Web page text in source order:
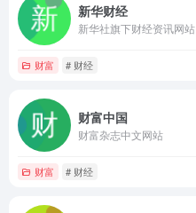
新华财经
新华社旗下财经资讯网站
财富 # 财经
财富中国
财富杂志中文网站
财富 # 财经